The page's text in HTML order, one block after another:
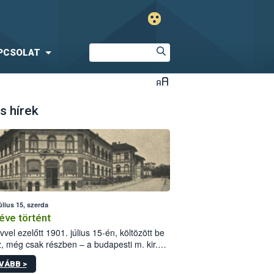
hírek
15, szerda
történt
ezelőtt 1901. július 15-én, költözött be
még csak részben – a budapesti m. kir.
állomás a Kis Rókus utca
alatti, Czigler Győző által tervezett új
>